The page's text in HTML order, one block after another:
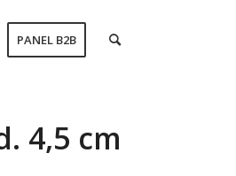
PANEL B2B
4,5 cm